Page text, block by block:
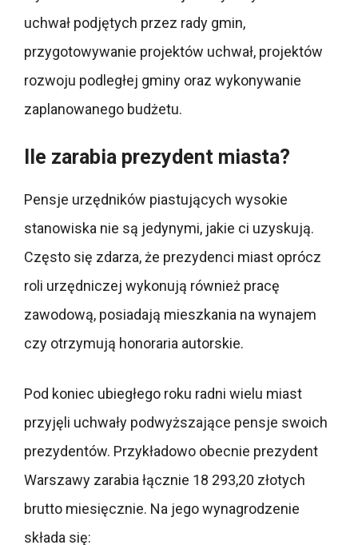
uchwał podjętych przez rady gmin,
przygotowywanie projektów uchwał, projektów
rozwoju podległej gminy oraz wykonywanie
zaplanowanego budżetu.
Ile zarabia prezydent miasta?
Pensje urzędników piastujących wysokie
stanowiska nie są jedynymi, jakie ci uzyskują.
Często się zdarza, że prezydenci miast oprócz
roli urzędniczej wykonują również pracę
zawodową, posiadają mieszkania na wynajem
czy otrzymują honoraria autorskie.
Pod koniec ubiegłego roku radni wielu miast
przyjęli uchwały podwyższające pensje swoich
prezydentów. Przykładowo obecnie prezydent
Warszawy zarabia łącznie 18 293,20 złotych
brutto miesięcznie. Na jego wynagrodzenie
składa się: